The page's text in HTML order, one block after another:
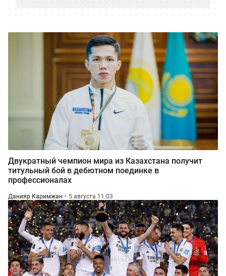
Двукратный чемпион мира из Казахстана получит
титульный бой в дебютном поединке в
профессионалах
Данияр Каримжан 5 августа 11:03